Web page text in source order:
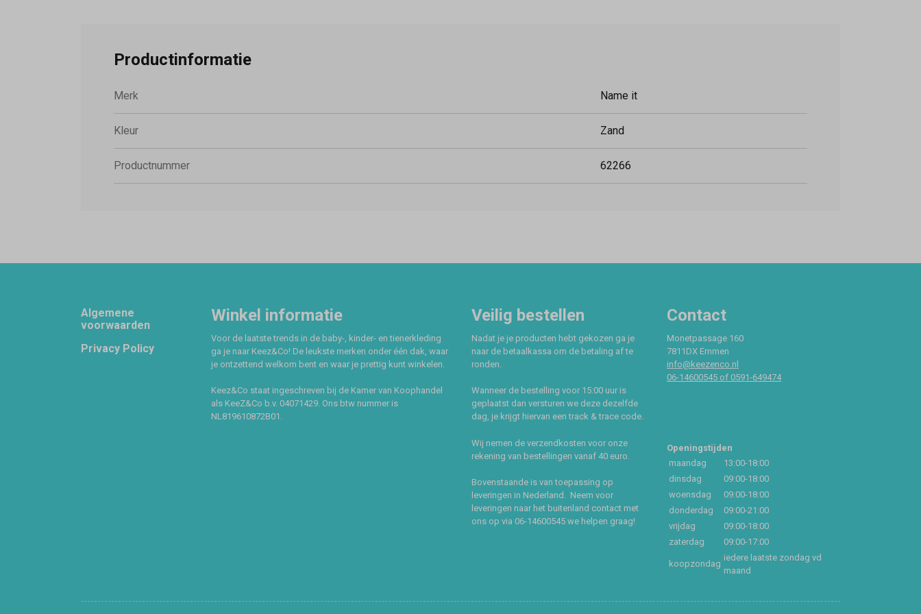
Productinformatie
Merk Name it
Kleur Zand
Productnummer 62266
Footer
Algemene
voorwaarden
Privacy Policy
Winkel informatie
Voor de laatste trends in de baby-, kinder- en tienerkleding
ga je naar Keez&Co! De leukste merken onder één dak, waar
je ontzettend welkom bent en waar je prettig kunt winkelen.
Keez&Co staat ingeschreven bij de Kamer van Koophandel
als KeeZ&Co b.v. 04071429. Ons btw nummer is
NL819610872B01.
Veilig bestellen
Nadat je je producten hebt gekozen ga je
naar de betaalkassa om de betaling af te
ronden.
Wanneer de bestelling voor 15:00 uur is
geplaatst dan versturen we deze dezelfde
dag, je krijgt hiervan een track & trace code.
Wij nemen de verzendkosten voor onze
rekening van bestellingen vanaf 40 euro.
Bovenstaande is van toepassing op
leveringen in Nederland. Neem voor
leveringen naar het buitenland contact met
ons op via 06-14600545 we helpen graag!
Contact
Monetpassage 160
7811DX Emmen
info@keezenco.nl
06-14600545 of 0591-649474
Openingstijden
maandag
13:00-18:00
dinsdag
09:00-18:00
woensdag
09:00-18:00
donderdag
09:00-21:00
vrijdag
09:00-18:00
zaterdag
09:00-17:00
koopzondag
iedere laatste zondag vd
maand